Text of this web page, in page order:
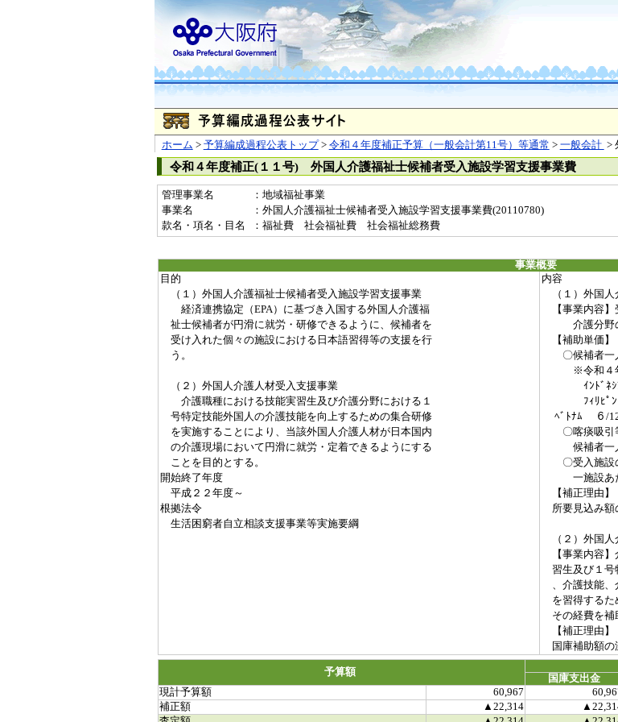
ホーム > 予算編成過程公表トップ> 令和４年度補正予算（一般会計第11号）等通常 > 一般会計 >
令和４年度補正(１１号) 外国人介護福祉士候補者受入施設学習支援事業費
管理事業名 ：地域福祉事業
事業名
：外国人介護福祉士候補者受入施設学習支援事業費(20110780)
款名・項名・目名
：福祉費 社会福祉費 社会福祉総務費
事業概要
目的
内容
（１）外国人介護福祉士候補者受入施設学習支援事業
（１）外国人
経済連携協定（EPA）に基づき入国する外国人介護福
【事業内容】
祉士候補者が円滑に就労・研修できるように、候補者を
介護分野の
受け入れた個々の施設における日本語習得等の支援を行
【補助単価】
う。
〇候補者一
※令和４年度
（２）外国人介護人材受入支援事業
ｲﾝﾄﾞﾈｼｱ ４
介護職種における技能実習生及び介護分野における１
ﾌｨﾘﾋﾟﾝ ３/
号特定技能外国人の介護技能を向上するための集合研修
ﾍﾞﾄﾅﾑ ６/12
を実施することにより、当該外国人介護人材が日本国内
〇喀痰吸引等
の介護現場において円滑に就労・定着できるようにする
候補者一人
ことを目的とする。
〇受入施設の
開始終了年度
一施設あた
平成２２年度～
【補正理由】
根拠法令
所要見込み額
生活困窮者自立相談支援事業等実施要綱
（２）外国人
【事業内容】
習生及び１号
、介護技能、
を習得するた
その経費を補
【補正理由】
国庫補助額の
予算額
国庫支出金
現計予算額
60,967
補正額
▲22,314